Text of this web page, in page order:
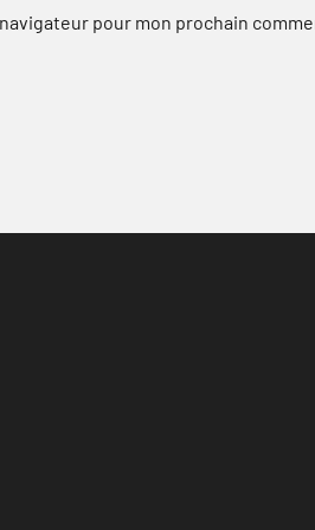
pour mon prochain